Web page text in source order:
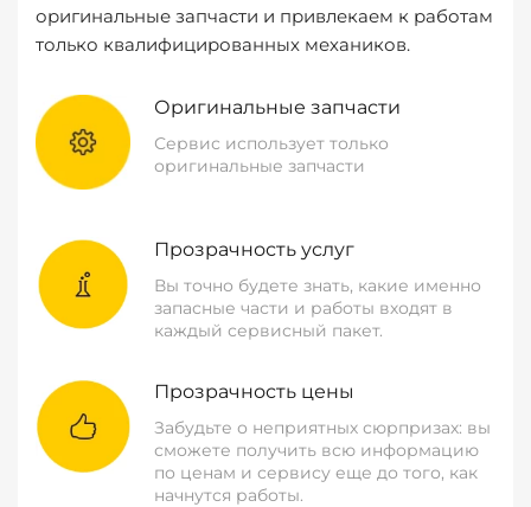
оригинальные запчасти и привлекаем к работам
только квалифицированных механиков.
Оригинальные запчасти
Сервис использует только
оригинальные запчасти
Прозрачность услуг
Вы точно будете знать, какие именно
запасные части и работы входят в
каждый сервисный пакет.
Прозрачность цены
Забудьте о неприятных сюрпризах: вы
сможете получить всю информацию
по ценам и сервису еще до того, как
начнутся работы.